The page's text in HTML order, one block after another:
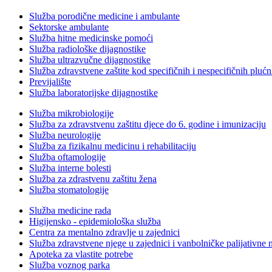
Služba porodične medicine i ambulante
Sektorske ambulante
Služba hitne medicinske pomoći
Služba radiološke dijagnostike
Služba ultrazvučne dijagnostike
Služba zdravstvene zaštite kod specifičnih i nespecifičnih
Previjalište
Služba laboratorijske dijagnostike
Služba mikrobiologije
Služba za zdravstvenu zaštitu djece do 6. godine i imunizaciju
Služba neurologije
Služba za fizikalnu medicinu i rehabilitaciju
Služba oftamologije
Služba interne bolesti
Služba za zdrastvenu zaštitu žena
Služba stomatologije
Služba medicine rada
Higijensko - epidemiološka služba
Centra za mentalno zdravlje u zajednici
Služba zdravstvene njege u zajednici i vanbolničke palijativne
Apoteka za vlastite potrebe
Služba voznog parka